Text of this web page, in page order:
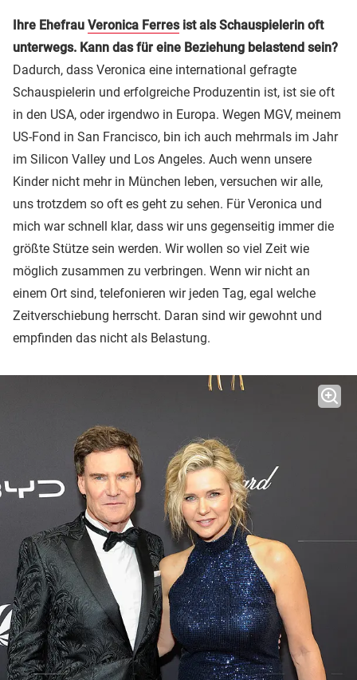
Ihre Ehefrau Veronica Ferresist als Schauspielerin oft
unterwegs. Kann das für eine Beziehung belastend sein?
Dadurch, dass Veronica eine international gefragte
Schauspielerin und erfolgreiche Produzentin ist, ist sie oft
in den USA, oder irgendwo in Europa. Wegen MGV, meinem
US-Fond in San Francisco, bin ich auch mehrmals im Jahr
im Silicon Valley und Los Angeles. Auch wenn unsere
Kinder nicht mehr in München leben, versuchen wir alle,
uns trotzdem so oft es geht zu sehen. Für Veronica und
mich war schnell klar, dass wir uns gegenseitig immer die
größte Stütze sein werden. Wir wollen so viel Zeit wie
möglich zusammen zu verbringen. Wenn wir nicht an
einem Ort sind, telefonieren wir jeden Tag, egal welche
Zeitverschiebung herrscht. Daran sind wir gewohnt und
empfinden das nicht als Belastung.